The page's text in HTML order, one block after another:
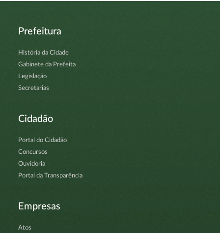
Prefeitura
História da Cidade
Gabinete da Prefeita
Legislação
Secretarias
Cidadão
Portal do Cidadão
Concursos
Ouvidoria
Portal da Transparência
Empresas
Atos